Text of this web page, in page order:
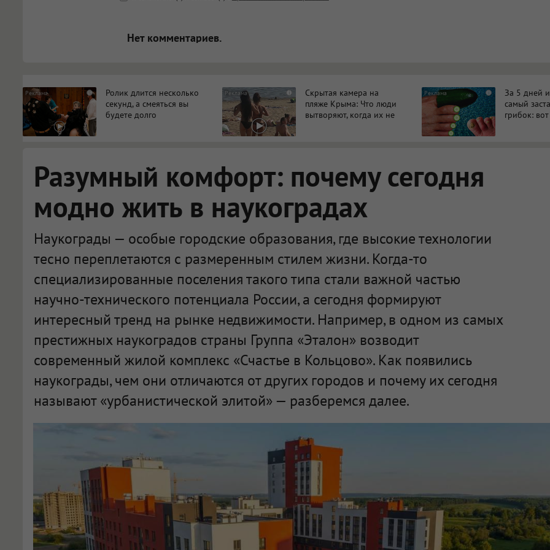
Нет комментариев.
i
Ролик длится несколько
секунд, а смеяться вы
будете долго
i
Скрытая камера на
пляже Крыма: Что люди
вытворяют, когда их не
i
За 5 дней
самый
грибок:
Разумный комфорт: почему сегодня
модно жить в наукоградах
Наукограды — особые городские образования, где высокие технологии
тесно переплетаются с размеренным стилем жизни. Когда-то
специализированные поселения такого типа стали важной частью
научно-технического потенциала России, а сегодня формируют
интересный тренд на рынке недвижимости. Например, в одном из самых
престижных наукоградов страны Группа «Эталон» возводит
современный жилой комплекс «Счастье в Кольцово». Как появились
наукограды, чем они отличаются от других городов и почему их сегодня
называют «урбанистической элитой» — разберемся далее.